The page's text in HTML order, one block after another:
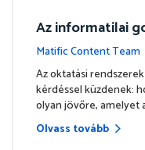
Az informatilai
ási képesség:
en járnia
Matific Content Team
nyek
Az oktatási
kérdéssel küzdenek:
olyan jövőre, amelyet
Olvass tovább